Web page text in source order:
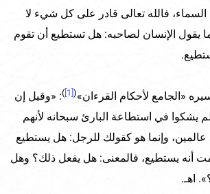
السماء، فالله تعالى قادر على كل شيء لا
يقول الإنسان لصاحبه: هل تستطيع أن تقوم
«الجامع لأحكام القرءان»(
): «وقيل إن
لم يشكوا في استطاعة البارئ سبحانه لأنهم
عالمين، وإنما هو كقولك للرجل: هل يستطيع
أنه يستطيع، فالمعنى: هل يفعل ذلك؟ وهل
اهـ.